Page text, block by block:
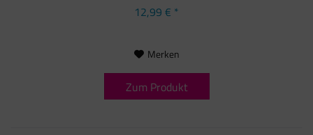
12,99 € *
Merken
Zum Produkt